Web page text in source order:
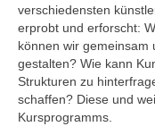
verschiedensten
erprobt und erforscht:
können wir gemeinsam
gestalten? Wie kann
Strukturen zu
schaffen? Diese und
Kursprogramms.